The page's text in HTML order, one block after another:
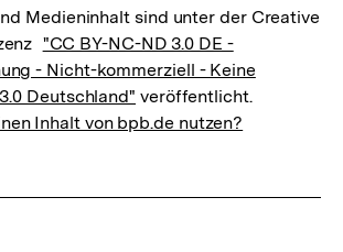
Medieninhalt sind unter der Creative
"CC BY-NC-ND 3.0 DE -
- Nicht-kommerziell - Keine
Deutschland" veröffentlicht.
Inhalt von bpb.de nutzen?